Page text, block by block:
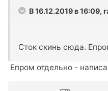
В 16.12.2019 в 16:09,
Сток скинь сюда.
Епром отдельно -